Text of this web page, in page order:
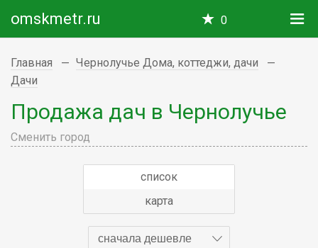
omskmetr.ru 0
Главная
Чернолучье Дома, коттеджи, дачи
Дачи
Продажа дач в Чернолучье
Сменить город
список
карта
сначала дешевле